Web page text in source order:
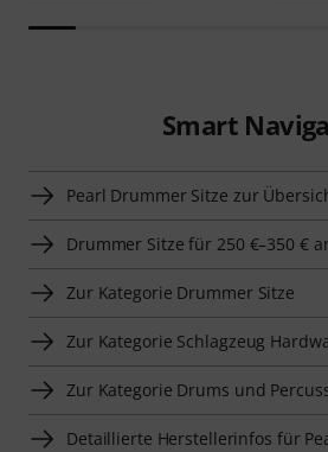
Smart
Pearl Drummer Sitze zur
Drummer Sitze für 250 €–350 €
Zur Kategorie Drummer Sitze
Zur Kategorie Schlagzeug
Zur Kategorie Drums und
Detaillierte Herstellerinfos für